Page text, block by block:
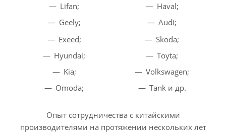
Lifan;
Geely;
Haval;
Audi;
Exeed;
Hyundai;
Kia;
Omoda;
Skoda;
Toyta;
Volkswagen;
Tank и др.
Опыт сотрудничества с китайскими
производителями на протяжении нескольких лет